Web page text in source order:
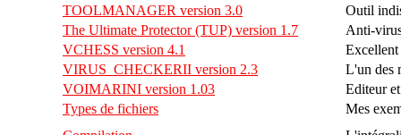
TOOLMANAGER version 3.0
Outil
The Ultimate Protector (TUP) version 1.7
Anti-
VCHESS version 4.1
Excellent
VIRUS_CHECKERII version 2.3
L'un des
VOIMARINI version 1.03
Editeur
Types de fichiers
Mes